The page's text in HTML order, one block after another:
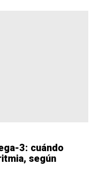
3: cuándo
según